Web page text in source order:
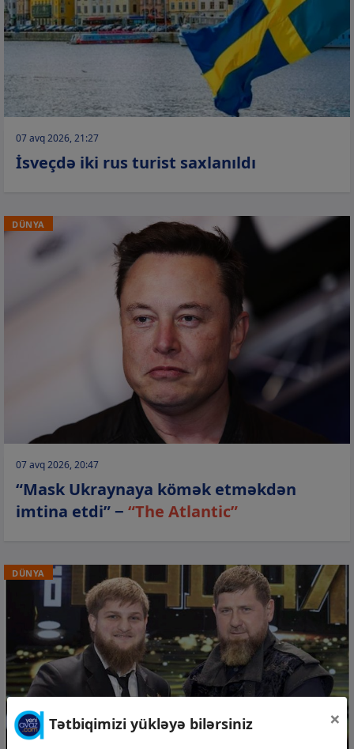
07 avq 2026, 21:27
İsveçdə iki rus turist saxlanıldı
DÜNYA
07 avq 2026, 20:47
“Mask Ukraynaya kömək etməkdən
imtina etdi” − “The Atlantic”
DÜNYA
Tətbiqimizi yükləyə bilərsiniz ×